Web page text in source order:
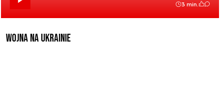
3 min.
Wojna na Ukrainie